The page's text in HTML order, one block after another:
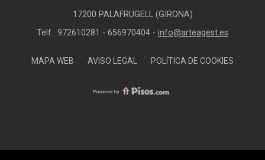
17200 PALAFRUGELL (GIRONA)
Telf.: 972610281 - 656970404 - info@arteagest.es
MAPA WEB AVISO LEGAL POLÍTICA DE COOKIES